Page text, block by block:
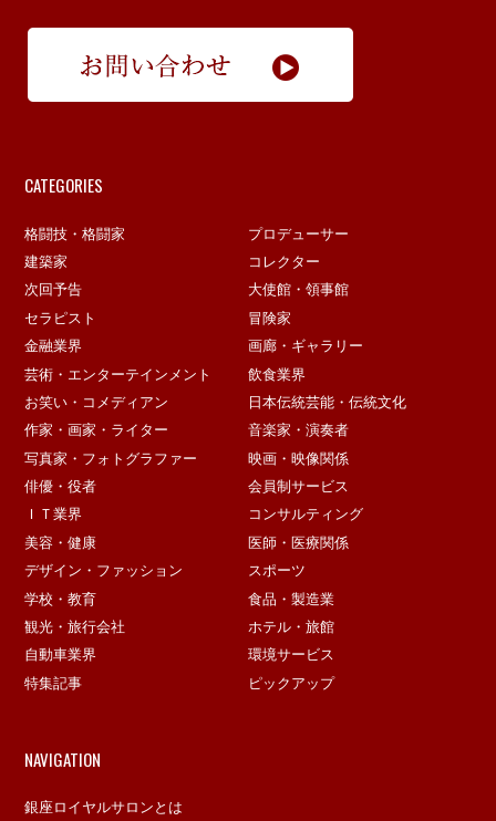
CATEGORIES
格闘技・格闘家
プロデューサー
建築家
コレクター
次回予告
大使館・領事館
セラピスト
冒険家
金融業界
画廊・ギャラリー
芸術・エンターテインメント
飲食業界
お笑い・コメディアン
日本伝統芸能・伝統文化
作家・画家・ライター
音楽家・演奏者
写真家・フォトグラファー
映画・映像関係
俳優・役者
会員制サービス
ＩＴ業界
コンサルティング
美容・健康
医師・医療関係
デザイン・ファッション
スポーツ
学校・教育
食品・製造業
観光・旅行会社
ホテル・旅館
自動車業界
環境サービス
特集記事
ピックアップ
NAVIGATION
銀座ロイヤルサロンとは